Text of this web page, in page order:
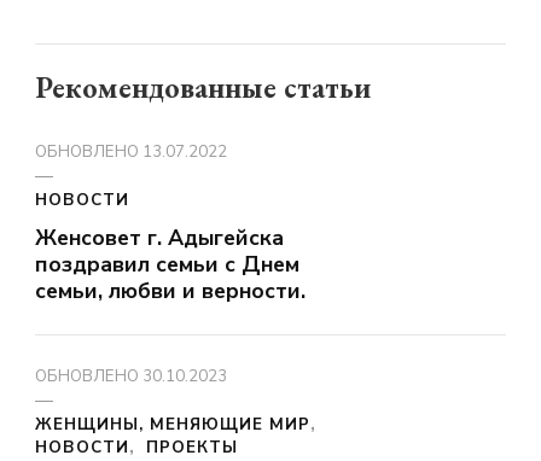
Рекомендованные статьи
ОБНОВЛЕНО 13.07.2022
НОВОСТИ
Женсовет г. Адыгейска
поздравил семьи с Днем
семьи, любви и верности.
ОБНОВЛЕНО 30.10.2023
ЖЕНЩИНЫ, МЕНЯЮЩИЕ МИР
НОВОСТИ
ПРОЕКТЫ